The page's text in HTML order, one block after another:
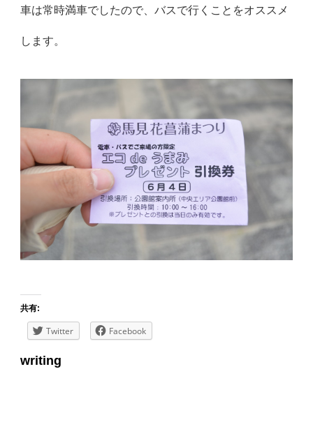
車は常時満車でしたので、バスで行くことをオススメ
します。
共有:
Twitter Facebook
writing